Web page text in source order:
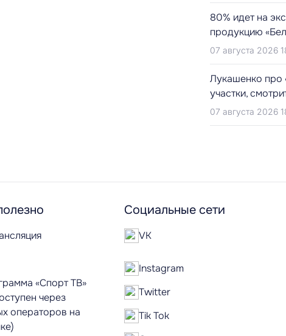
80% идет на
продукцию
07 августа 2026
Лукашенко про
участки,
07 августа 2026
«Спорт ТВ»
через
операторов на
Социальные сети
VK
Instagram
Twitter
Tik Tok